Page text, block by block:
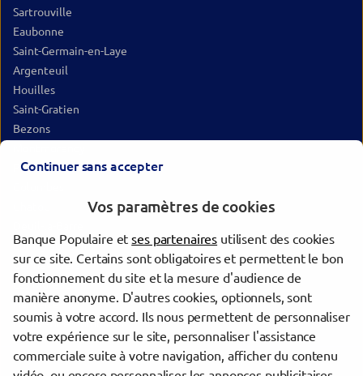
Sartrouville
Eaubonne
Saint-Germain-en-Laye
Argenteuil
Houilles
Saint-Gratien
Bezons
Poissy
Épinay-sur-Seine
Gennevilliers
Les Mureaux
Nanterre
La Garenne-Colombes
Continuer sans accepter
Vos paramètres de cookies
Banque Populaire etses partenaires utilisent des cookies
sur ce site. Certains sont obligatoires et permettent le bon
fonctionnement du site et la mesure d'audience de
manière anonyme. D'autres cookies, optionnels, sont
soumis à votre accord. Ils nous permettent de personnaliser
votre expérience sur le site, personnaliser l'assistance
commerciale suite à votre navigation, afficher du contenu